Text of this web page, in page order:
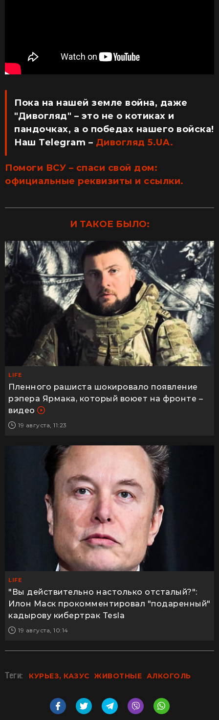
Пока на нашей земле война, даже
"Дивогляд" – это не о котиках и
пандочках, а о победах нашего войска!
Наш Telegram – Дивогляд 5.UA.
Помоги ВСУ – спаси свой дом:
официальные реквизиты и ссылки.
И ТАКОЕ БЫЛО:
LIFE
Пленного рашиста шокировало появление
рэпера Ярмака, который воюет на фронте –
видео
19 августа, 11:23
LIFE
"Вы действительно настолько отсталый?":
Илон Маск прокомментировал "подаренный"
кадырову кибертрак Tesla
19 августа, 10:14
Теги: КУРЬЕЗ, КАЗУС ЖИВОТНЫЕ АЛКОГОЛЬ